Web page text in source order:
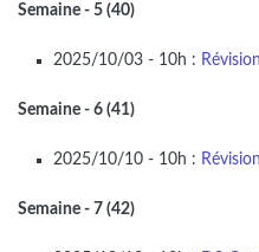
Semaine - 5 (40)
2025/10/03 - 10h :
Semaine - 6 (41)
2025/10/10 - 10h :
Semaine - 7 (42)